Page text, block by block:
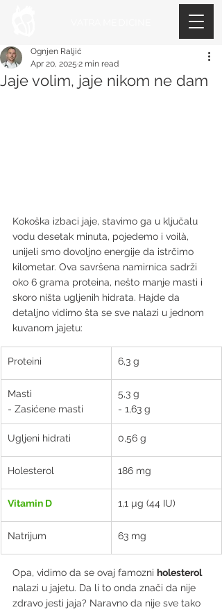
Jaje volim, jaje nikom ne dam
Ognjen Raljić
Apr 20, 2025 2 min read
Kokoška izbaci jaje, stavimo ga u ključalu
vodu desetak minuta, pojedemo i voilà,
unijeli smo dovoljno energije da istrčimo
kilometar. Ova savršena namirnica sadrži
oko 6 grama proteina, nešto manje masti i
skoro ništa ugljenih hidrata. Hajde da
detaljno vidimo šta se sve nalazi u jednom
kuvanom jajetu:
Proteini 6,3 g
Masti
- Zasićene masti
5,3 g
- 1,63 g
Ugljeni hidrati 0,56 g
Holesterol 186 mg
Vitamin D 1,1 µg (44 IU)
Natrijum 63 mg
Opa, vidimo da se ovaj famozni holesterol
nalazi u jajetu. Da li to onda znači da nije
zdravo jesti jaja? Naravno da nije sve tako